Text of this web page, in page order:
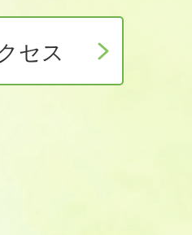
セス